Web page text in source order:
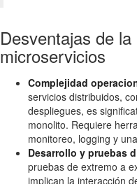
Desventajas de
microservicios
Complejidad
servicios distribuidos,
despliegues, es
monolito. Requiere
monitoreo, logging y
Desarrollo y pruebas
pruebas de extremo a
implican la interacción